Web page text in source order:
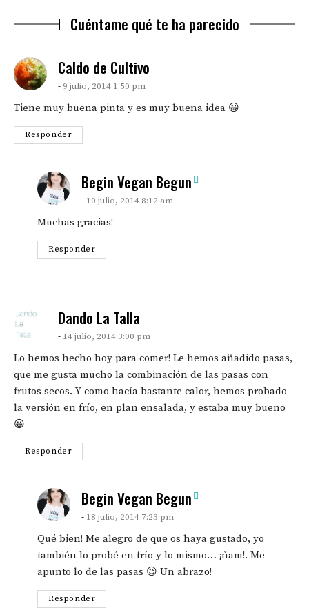
Cuéntame qué te ha parecido
Caldo de Cultivo
9 julio, 2014 1:50 pm
Tiene muy buena pinta y es muy buena idea 😀
Responder
Begin Vegan Begun
10 julio, 2014 8:12 am
Muchas gracias!
Responder
Dando La Talla
14 julio, 2014 3:00 pm
Lo hemos hecho hoy para comer! Le hemos añadido pasas,
que me gusta mucho la combinación de las pasas con
frutos secos. Y como hacía bastante calor, hemos probado
la versión en frío, en plan ensalada, y estaba muy bueno
😀
Responder
Begin Vegan Begun
18 julio, 2014 7:23 pm
Qué bien! Me alegro de que os haya gustado, yo
también lo probé en frío y lo mismo… ¡ñam!. Me
apunto lo de las pasas 😉 Un abrazo!
Responder